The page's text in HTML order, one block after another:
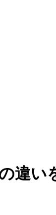
違い